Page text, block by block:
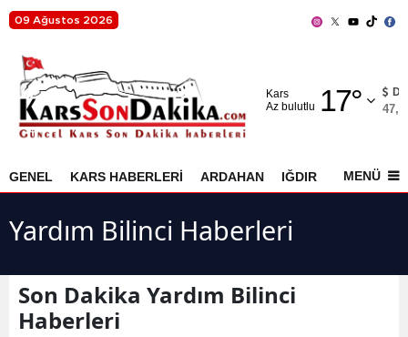
09 Ağustos 2026
Kars
Az bulutlu 17°
Adıyaman
Ağrı
Ankara
Antalya
GENEL KARS HABERLERİ ARDAHAN IĞDIR AKYAKA
MENÜ
Yardım Bilinci Haberleri
Son Dakika Yardım Bilinci
Haberleri